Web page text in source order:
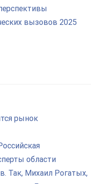
вызовов 2025
рынок
области
Так, Михаил Рогатых,